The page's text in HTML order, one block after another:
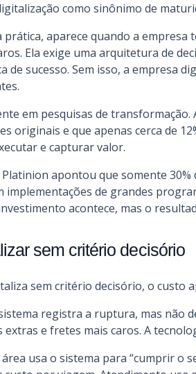
como sinônimo de
aparece quando a empresa
Ela exige uma arquitetura de
de sucesso. Sem isso, a empresa
em pesquisas de transformação.
originais e que apenas cerca de
e capturar valor.
Platinion apontou que somente
implementações de grandes
acontece, mas o
sem critério decisório
sem critério decisório, o custo
sistema registra a ruptura, mas
e fretes mais caros. A
usa o sistema para “cumprir o